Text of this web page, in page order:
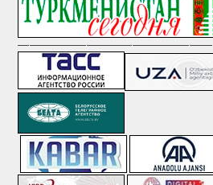
—————————————————